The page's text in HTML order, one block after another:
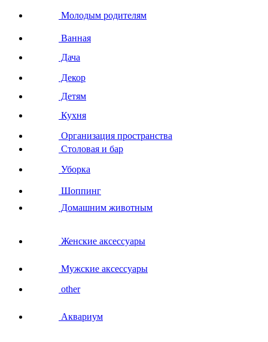
Молодым родителям
Ванная
Дача
Декор
Детям
Кухня
Организация пространства
Столовая и бар
Уборка
Шоппинг
Домашним животным
Женские аксессуары
Мужские аксессуары
other
Аквариум